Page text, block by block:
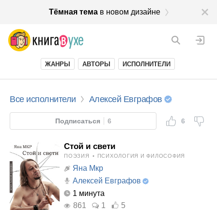
Тёмная темав новом дизайне
ЖАНРЫ АВТОРЫ ИСПОЛНИТЕЛИ
Все исполнители Алексей Евграфов
Подписаться 6 6
Стой и свети
ПОЭЗИЯ • ПСИХОЛОГИЯ И ФИЛОСОФИЯ
Яна Мкр
Алексей Евграфов
1 минута
861
1 5